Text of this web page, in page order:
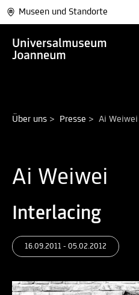
Museen und Standorte
Über uns > Presse > Ai Weiwei
Ai Weiwei
Interlacing
16.09.2011 - 05.02.2012